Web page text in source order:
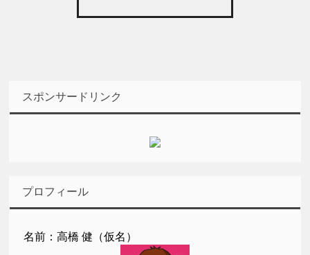
スポンサードリンク
プロフィール
名前：高橋 健（仮名）